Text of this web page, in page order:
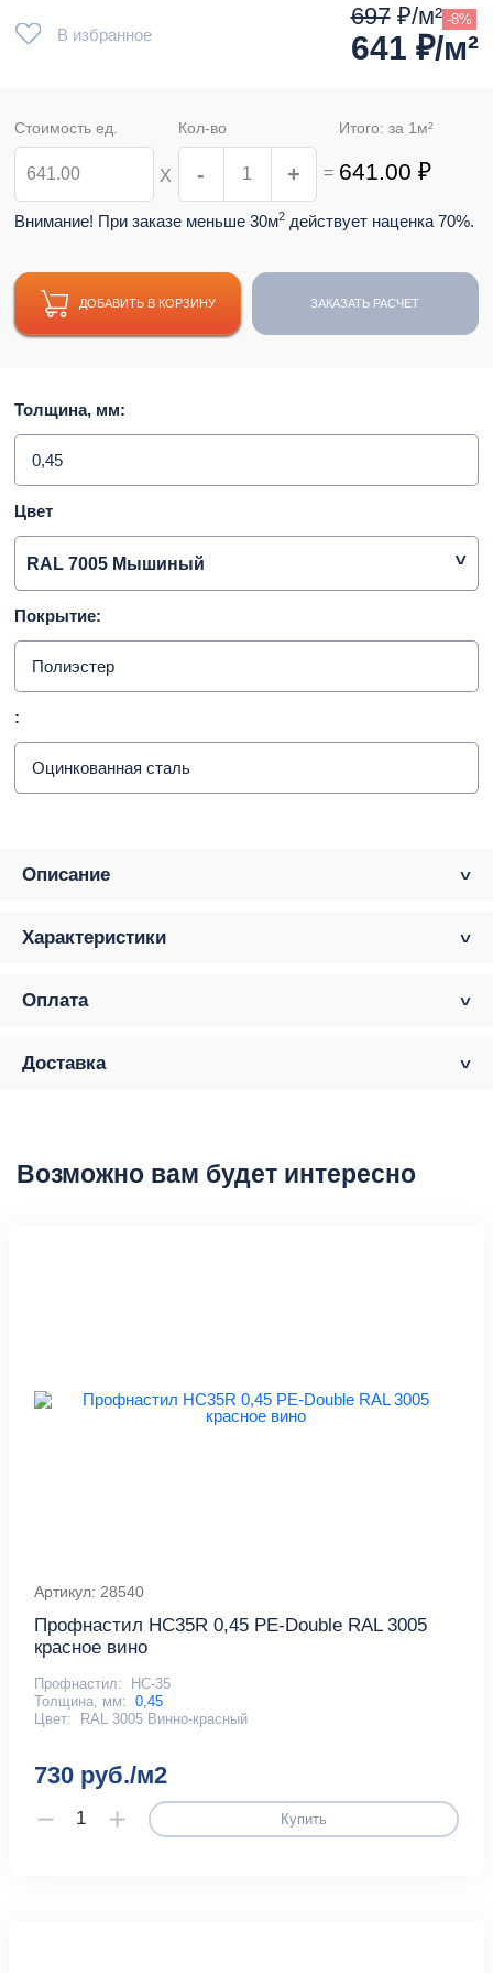
В избранное
697₽/м² -8%
641 ₽/м²
Стоимость ед.
Х
Кол-во
- + =
Итого: за 1 м²
641.00 ₽
Внимание! При заказе меньше 30м2 действует наценка 70%.
ДОБАВИТЬ В КОРЗИНУ ЗАКАЗАТЬ РАСЧЕТ
Толщина, мм:
0,45
Цвет
RAL 7005 Мышиный
Покрытие:
Полиэстер
:
Оцинкованная сталь
Описание
Характеристики
Оплата
Доставка
Возможно вам будет интересно
Артикул: 28540
Профнастил HC35R 0,45 PE-Double RAL 3005
красное вино
Профнастил:
НС-35
Толщина, мм: 0,45
Цвет:
RAL 3005 Винно-красный
730 руб./м2
Купить